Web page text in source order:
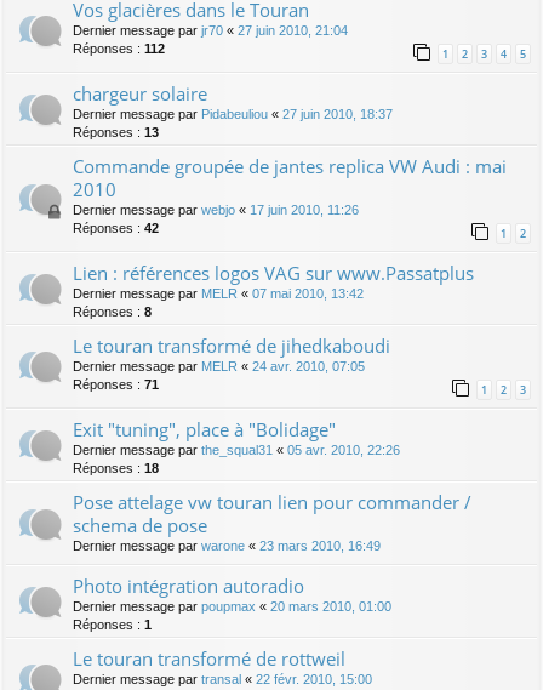
Vos glacières dans le Touran
Dernier message par jr70 « 27 juin 2010, 21:04
Réponses : 112 1 2 3 4 5
chargeur solaire
Dernier message par Pidabeuliou « 27 juin 2010, 18:37
Réponses : 13
Commande groupée de jantes replica VW Audi : mai
2010
Dernier message par webjo « 17 juin 2010, 11:26
Réponses : 42 1 2
Lien : références logos VAG sur www.Passatplus
Dernier message par MELR « 07 mai 2010, 13:42
Réponses : 8
Le touran transformé de jihedkaboudi
Dernier message par MELR « 24 avr. 2010, 07:05
Réponses : 71 1 2 3
Exit "tuning", place à "Bolidage"
Dernier message par the_squal31 « 05 avr. 2010, 22:26
Réponses : 18
Pose attelage vw touran lien pour commander /
schema de pose
Dernier message par warone « 23 mars 2010, 16:49
Photo intégration autoradio
Dernier message par poupmax « 20 mars 2010, 01:00
Réponses : 1
Le touran transformé de rottweil
Dernier message par transal « 22 févr. 2010, 15:00